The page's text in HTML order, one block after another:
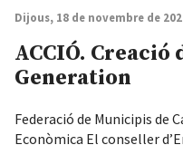
Dijous, 18 de novembre de
ACCIÓ. Creació
Generation
Federació de Municipis de
Econòmica El conseller